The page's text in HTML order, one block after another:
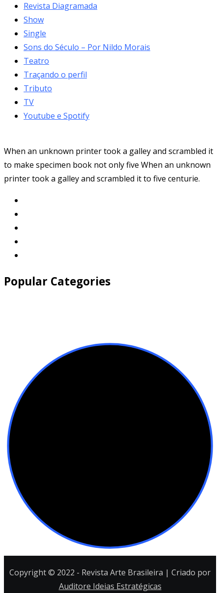
Revista Diagramada
Show
Single
Sons do Século – Por Nildo Morais
Teatro
Traçando o perfil
Tributo
TV
Youtube e Spotify
When an unknown printer took a galley and scrambled it
to make specimen book not only five When an unknown
printer took a galley and scrambled it to five centurie.
Popular Categories
Copyright © 2022 - Revista Arte Brasileira | Criado por
Auditore Ideias Estratégicas